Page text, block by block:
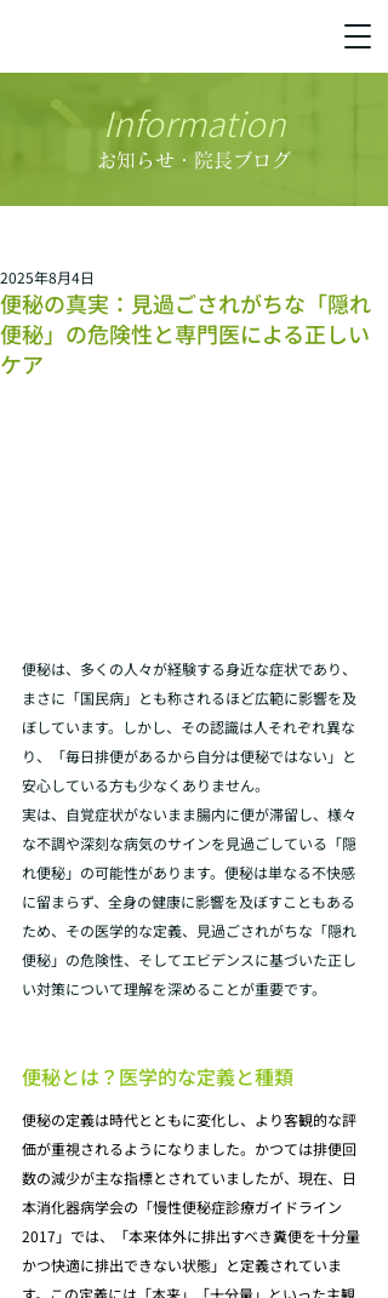
Information
お知らせ・院長ブログ
便秘の真実：見過ごされがちな「隠れ
便秘」の危険性と専門医による正しい
ケア
2025年8月4日
便秘は、多くの人々が経験する身近な症状であり、
まさに「国民病」とも称されるほど広範に影響を及
ぼしています。しかし、その認識は人それぞれ異な
り、「毎日排便があるから自分は便秘ではない」と
安心している方も少なくありません。
実は、自覚症状がないまま腸内に便が滞留し、様々
な不調や深刻な病気のサインを見過ごしている「隠
れ便秘」の可能性があります。便秘は単なる不快感
に留まらず、全身の健康に影響を及ぼすこともある
ため、その医学的な定義、見過ごされがちな「隠れ
便秘」の危険性、そしてエビデンスに基づいた正し
い対策について理解を深めることが重要です。
便秘とは？医学的な定義と種類
便秘の定義は時代とともに変化し、より客観的な評
価が重視されるようになりました。かつては排便回
数の減少が主な指標とされていましたが、現在、日
本消化器病学会の「慢性便秘症診療ガイドライン
2017」では、「本来体外に排出すべき糞便を十分量
かつ快適に排出できない状態」と定義されていま